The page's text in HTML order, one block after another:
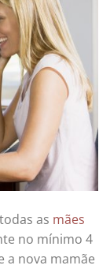
as mães
no mínimo 4
a nova mamãe